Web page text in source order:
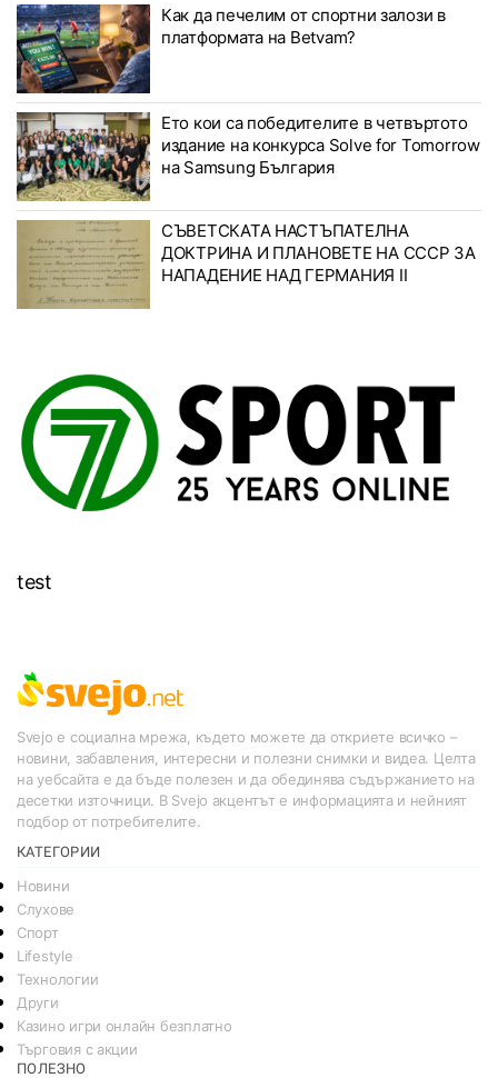
Как да печелим от спортни залози в
платформата на Betvam?
Ето кои са победителите в четвъртото
издание на конкурса Solve for Tomorrow
на Samsung България
СЪВЕТСКАТА НАСТЪПАТЕЛНА
ДОКТРИНА И ПЛАНОВЕТЕ НА СССР ЗА
НАПАДЕНИЕ НАД ГЕРМАНИЯ II
test
Svejo е социална мрежа, където можете да откриете всичко –
новини, забавления, интересни и полезни снимки и видеа. Целта
на уебсайта е да бъде полезен и да обединява съдържанието на
десетки източници. В Svejo акцентът е информацията и нейният
подбор от потребителите.
КАТЕГОРИИ
Новини
Слухове
Спорт
Lifestyle
Технологии
Други
Казино игри онлайн безплатно
Търговия с акции
ПОЛЕЗНО